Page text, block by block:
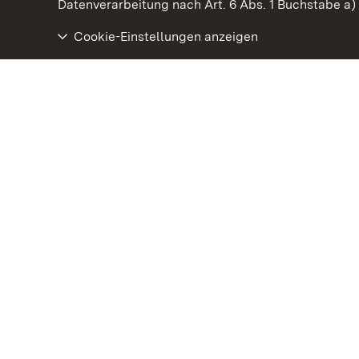
Datenverarbeitung nach Art. 6 Abs. 1 Buchstabe a)
Cookie-Einstellungen anzeigen